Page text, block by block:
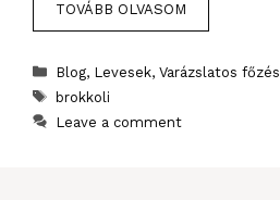
TOVÁBB OLVASOM
Categories
Blog, Levesek, Varázslatos főzés
Tags
brokkoli
Leave a comment